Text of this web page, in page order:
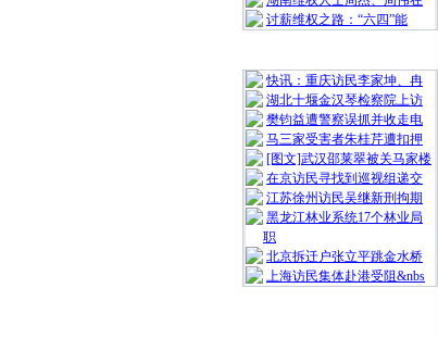
讨薪维权之路：“六四”能
快讯：重庆访民李家坤、冉
湖北十堰金汉琴检察院上访
樊钧益遭警察误抓并收走电
马三家受害者朱桂芹遭扣押
[图文]武汉邵莱翠被关马家楼
在京访民寻找到巡视组递交
江苏徐州访民吴继新刑拘期
黑龙江林业系统17个林业局
职
北京拆迁户张立平跳金水桥
上海访民集体赴港受阻&nbs